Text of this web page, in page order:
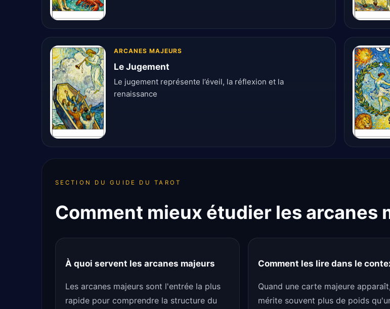
ARCANES MAJEURS
Le Jugement
Le jugement représente l’éveil, la réflexion et la
renaissance
SECTION DU GUIDE DU TAROT
Comment mieux étudier les arcanes
À quoi servent les arcanes majeurs
Les arcanes majeurs sont l'entrée la plus
rapide pour comprendre la structure du
Comment les lire dans le
Quand une carte majeure
mérite souvent plus de poids